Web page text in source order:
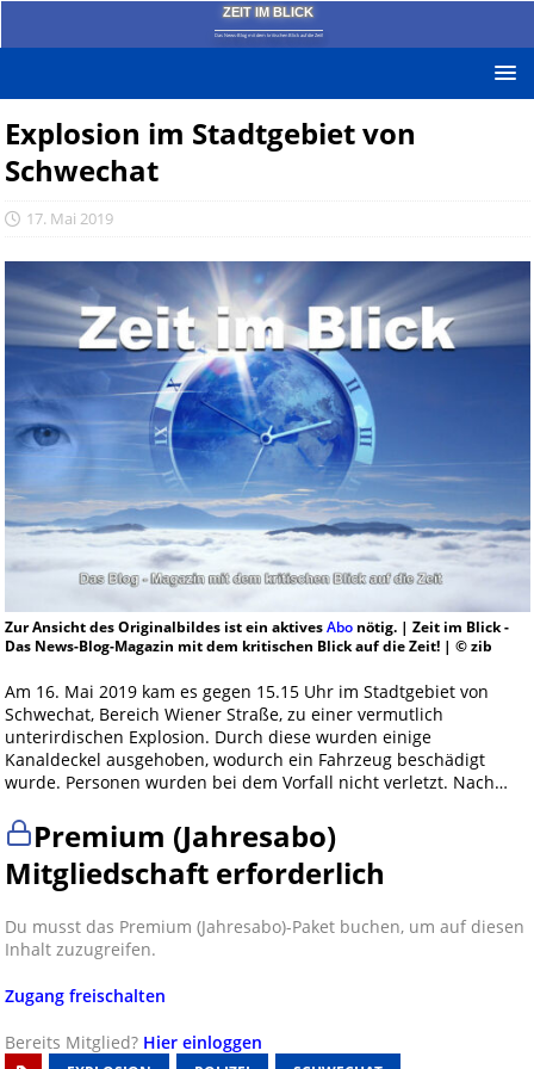
ZEIT IM BLICK
Das News-Blog mit dem kritischen Blick auf die Zeit!
Explosion im Stadtgebiet von
Schwechat
17. Mai 2019
Zur Ansicht des Originalbildes ist ein aktivesAbonötig. | Zeit im Blick -
Das News-Blog-Magazin mit dem kritischen Blick auf die Zeit! | © zib
Am 16. Mai 2019 kam es gegen 15.15 Uhr im Stadtgebiet von
Schwechat, Bereich Wiener Straße, zu einer vermutlich
unterirdischen Explosion. Durch diese wurden einige
Kanaldeckel ausgehoben, wodurch ein Fahrzeug beschädigt
wurde. Personen wurden bei dem Vorfall nicht verletzt. Nach…
Premium (Jahresabo)
Mitgliedschaft erforderlich
Du musst das Premium (Jahresabo)-Paket buchen, um auf diesen
Inhalt zuzugreifen.
Zugang freischalten
Bereits Mitglied? Hier einloggen